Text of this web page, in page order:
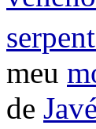
meu
de Javé